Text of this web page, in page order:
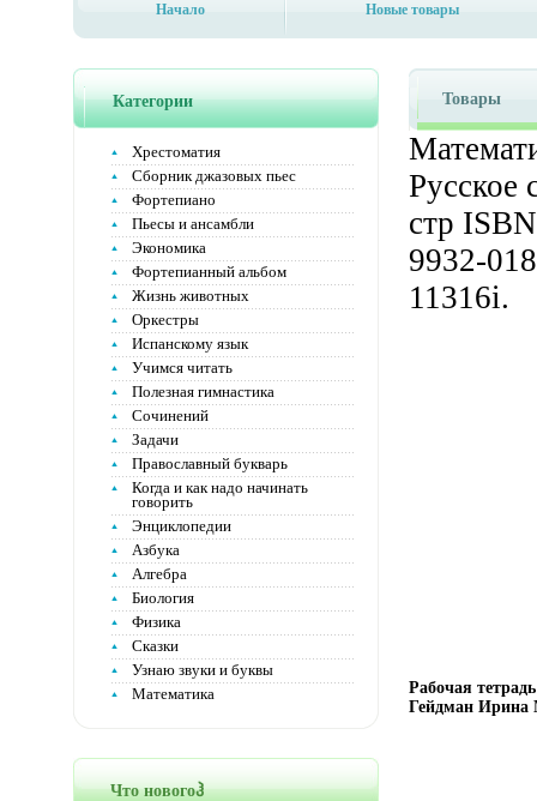
Начало Новые товары
Категории
Хрестоматия
Сборник джазовых пьес
Фортепиано
Пьесы и ансамбли
Экономика
Фортепианный альбом
Жизнь животных
Оркестры
Испанскому язык
Учимся читать
Полезная гимнастика
Сочинений
Задачи
Православный букварь
Когда и как надо начинать
говорить
Энциклопедии
Азбука
Алгебра
Биология
Физика
Сказки
Узнаю звуки и буквы
Математика
Что новогоჰ
Товары
стр
9932-
11316i.
Рабочая
Гейдман Ирина